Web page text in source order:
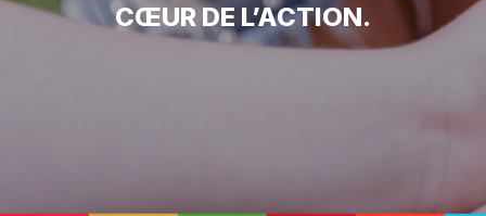
CŒUR DE L’ACTION.